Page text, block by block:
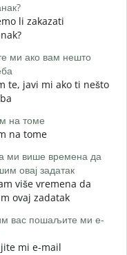
li zakazati
ми ако вам нешто
te, javi mi ako ti nešto
на томе
na tome
ми више времена да
овај задатак
više vremena da
ovaj zadatak
вас пошаљите ми е-
mi e-mail